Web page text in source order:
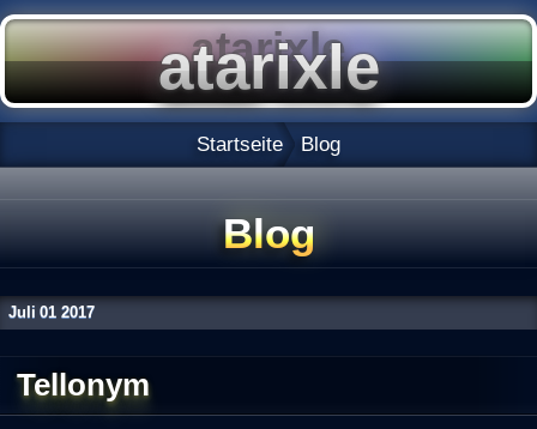
Startseite Blog
Blog
Juli 01 2017
Tellonym